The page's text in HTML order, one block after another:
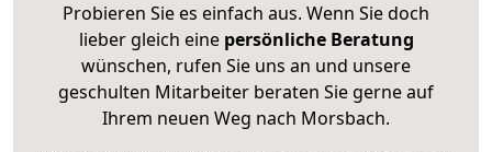
Probieren Sie es einfach aus. Wenn Sie doch
lieber gleich eine persönliche Beratung
wünschen, rufen Sie uns an und unsere
geschulten Mitarbeiter beraten Sie gerne auf
Ihrem neuen Weg nach Morsbach.